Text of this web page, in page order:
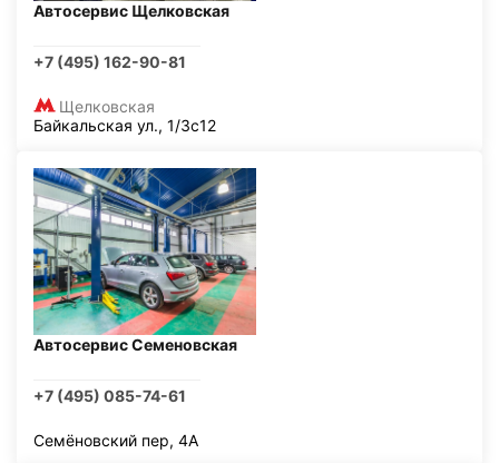
Автосервис Щелковская
+7 (495) 162-90-81
Щелковская
Байкальская ул., 1/3с12
Автосервис Семеновская
+7 (495) 085-74-61
Семёновский пер, 4А